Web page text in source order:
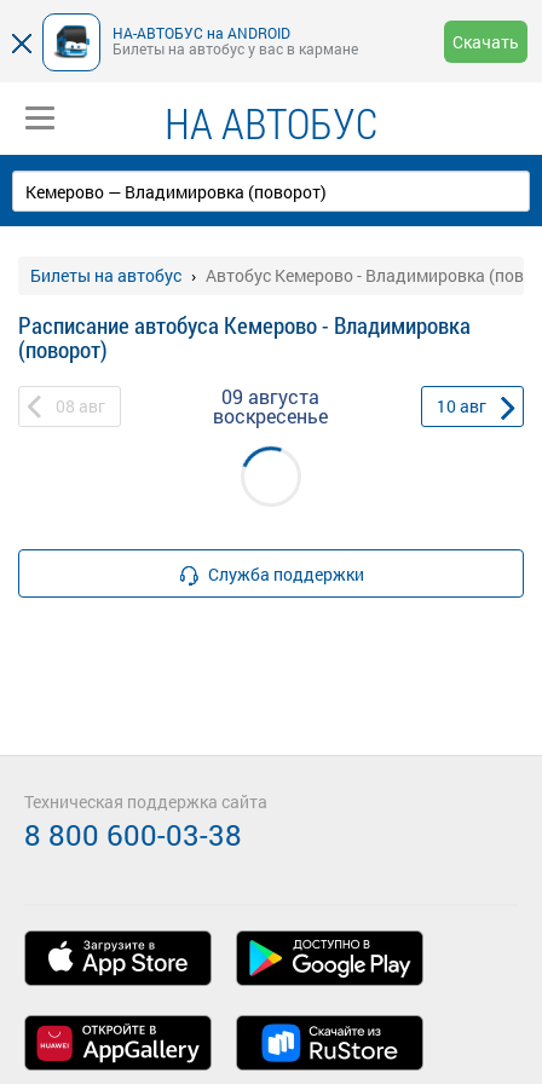
НА-АВТОБУС на ANDROID
Билеты на автобус у вас в кармане
Скачать
НА АВТОБУС
Билеты на автобус Автобус Кемерово - Владимировка
Расписание автобуса Кемерово - Владимировка
(поворот)
08 авг 09 августа
воскресенье 10авг
Служба поддержки
Техническая поддержка сайта
8 800 600-03-38